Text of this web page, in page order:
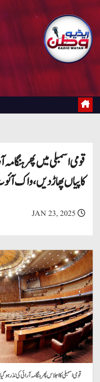
قومی اسمبلی میں پھر
کاپیاں پھاڑ دیں، واک
JAN 23, 2025
قومی اسمبلی کا اجلاس پھر ہنگامہ آرائی کی